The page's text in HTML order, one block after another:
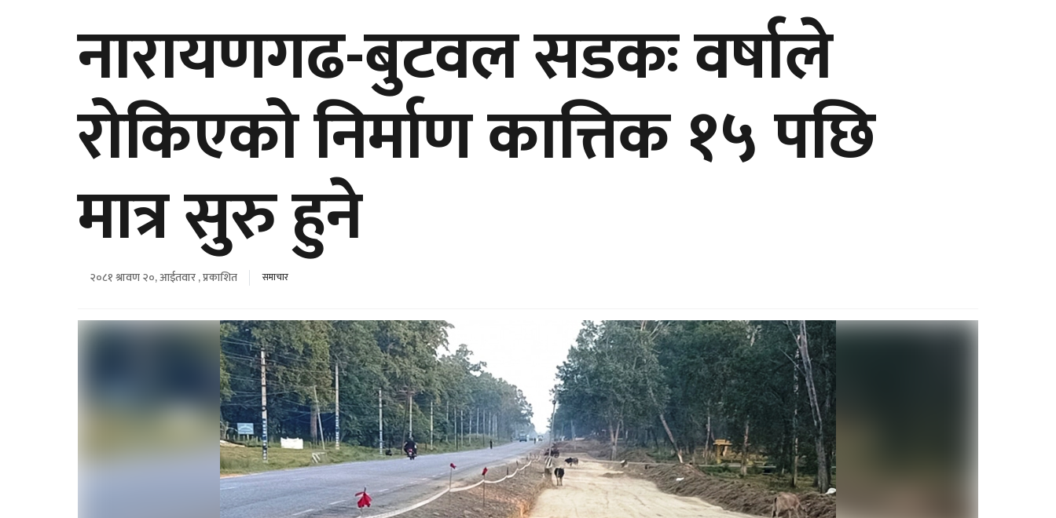
नारायणगढ-बुटवल सडकः वर्षाले
रोकिएको निर्माण कात्तिक १५ पछि
मात्र सुरु हुने
२०८१ श्रावण २०, आईतवार , प्रकाशित समाचार